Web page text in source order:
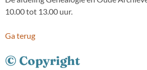
10.00 tot 13.00 uur.
Ga terug
© Copyright